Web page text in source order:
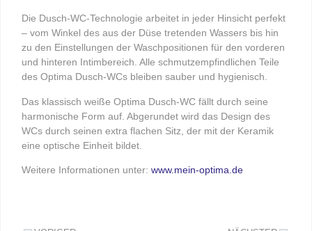
Die Dusch-WC-Technologie arbeitet in jeder Hinsicht perfekt
– vom Winkel des aus der Düse tretenden Wassers bis hin
zu den Einstellungen der Waschpositionen für den vorderen
und hinteren Intimbereich. Alle schmutzempfindlichen Teile
des Optima Dusch-WCs bleiben sauber und hygienisch.
Das klassisch weiße Optima Dusch-WC fällt durch seine
harmonische Form auf. Abgerundet wird das Design des
WCs durch seinen extra flachen Sitz, der mit der Keramik
eine optische Einheit bildet.
Weitere Informationen unter: www.mein-optima.de